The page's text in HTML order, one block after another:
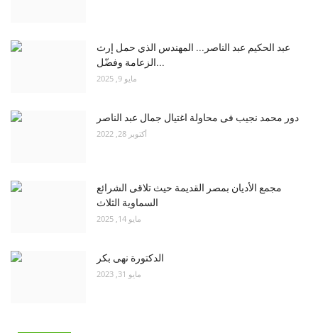
عبد الحكيم عبد الناصر... المهندس الذي حمل إرث
الزعامة وفضّل...
مايو 9, 2025
دور محمد نجيب فى محاولة اغتيال جمال عبد الناصر
أكتوبر 28, 2022
مجمع الأديان بمصر القديمة حيث تلاقى الشرائع
السماوية الثلاث
مايو 14, 2025
الدكتورة نهى بكر
مايو 31, 2023